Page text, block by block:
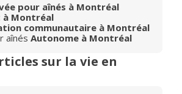
pour aînés à Montréal
Montréal
communautaire à Montréal
aînés Autonome à Montréal
sur la vie en